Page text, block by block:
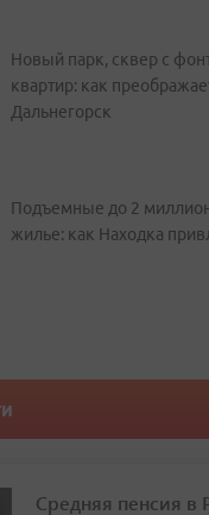
Новый парк, сквер с
квартир: как
Дальнегорск
Подъемные до 2
жилье: как Находка
Средняя пенсия в